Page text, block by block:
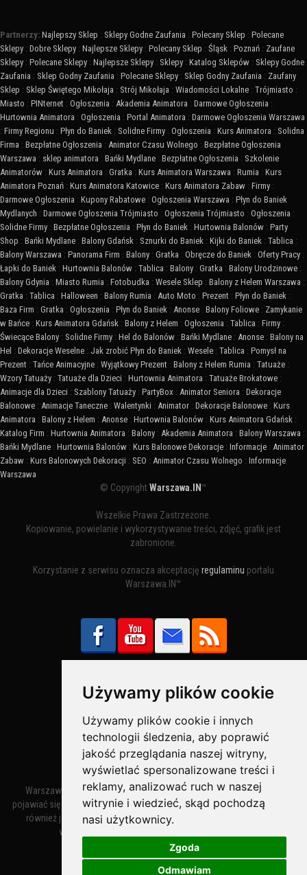
Używamy plików cookie
Używamy plików cookie i innych
technologii śledzenia, aby poprawić
jakość przeglądania naszej witryny,
wyświetlać spersonalizowane treści i
reklamy, analizować ruch w naszej
witrynie i wiedzieć, skąd pochodzą
nasi użytkownicy.
Zgoda
Odmawiam
Partnerzy: Najlepszy Sklep : Sklepy Godne Zaufania : Polecany Sklep : Polecane
Sklepy : Dobre Sklepy : Najlepsze Sklepy : Polecany Sklep : Śląsk : Poznań : Zaufane
Sklepy : Polecane Sklepy : Najlepsze Sklepy : Sklepy : Katalog Sklepów : Sklepy Godne
Zaufania : Sklep Godny Zaufania : Polecane Sklepy : Sklep Godny Zaufania : Zaufany
Sklep : Sklep Świętego Mikołaja : Strój Mikołaja : Wiadomości Lokalne : Trójmiasto :
Miasto : PINternet : Ogłoszenia : Akademia Animatora : Darmowe Ogłoszenia :
Hurtownia Animatora : Ogłoszenia : Portal Animatora : Darmowe Ogłoszenia Warszawa
: Firmy Regionu : Płyn do Baniek : Solidne Firmy : Ogłoszenia : Kurs Animatora : Solidna
Firma : Bezpłatne Ogłoszenia : Animator Czasu Wolnego : Bezpłatne Ogłoszenia
Warszawa : sklep animatora : Bańki Mydlane : Bezpłatne Ogłoszenia : Szkolenie
Animatorów : Kurs Animatora : Gratka : Kurs Animatora Warszawa : Rumia : Kurs
Animatora Poznań : Kurs Animatora Katowice : Kurs Animatora Zabaw : Firmy :
Darmowe Ogłoszenia : Kupony Rabatowe : Ogłoszenia Warszawa : Płyn do Baniek
Mydlanych : Darmowe Ogłoszenia Trójmiasto : Ogłoszenia Trójmiasto : Ogłoszenia :
Solidne Firmy : Bezpłatne Ogłoszenia : Płyn do Baniek : Hurtownia Balonów : Party
Shop : Bańki Mydlane : Balony Gdańsk : Sznurki do Baniek : Kijki do Baniek : Tablica :
Balony Warszawa : Panorama Firm : Balony : Gratka : Obręcze do Baniek : Oferty Pracy :
Łapki do Baniek : Hurtownia Balonów : Tablica : Balony : Gratka : Balony Urodzinowe :
Balony Gdynia : Miasto Rumia : Fotobudka : Wesele Sklep : Balony z Helem Warszawa :
Gratka : Tablica : Halloween : Balony Rumia : Auto Moto : Prezent : Płyn do Baniek :
Baza Firm : Gratka : Ogłoszenia : Płyn do Baniek : Anonse : Balony Foliowe : Zamykanie
w Bańce : Kurs Animatora Gdańsk : Balony z Helem : Ogłoszenia : Tablica : Firmy :
Świecące Balony : Solidne Firmy : Hel do Balonów : Bańki Mydlane : Anonse : Balony na
Hel : Dekoracje Weselne : Jak zrobić Płyn do Baniek : Wesele : Tablica : Pomysł na
Prezent : Tańce Animacyjne : Wyjątkowy Prezent : Balony z Helem Rumia : Tatuaże :
Wzory Tatuaży : Tatuaże dla Dzieci : Hurtownia Animatora : Tatuaże Brokatowe :
Animacje dla Dzieci : Szablony Tatuaży : PartyBox : Animator Seniora : Dekoracje
Balonowe : Animacje Taneczne : Walentynki : Animator : Dekoracje Balonowe : Kurs
Animatora : Balony z Helem : Anonse : Hurtownia Balonów : Kurs Animatora Gdańsk :
Katalog Firm : Hurtownia Animatora : Balony : Akademia Animatora : Balony Warszawa :
Bańki Mydlane : Hurtownia Balonów : Kurs Balonowe Dekoracje : Informacje : Animator
Zabaw : Kurs Balonowych Dekoracji : SEO : Animator Czasu Wolnego : Informacje
Warszawa
© CopyrightWarszawa.IN ™
Wszelkie Prawa Zastrzeżone.
Kopiowanie, powielanie i wykorzystywanie treści, zdjęć, grafik jest
zabronione.
Korzystanie z serwisu oznacza akceptację regulaminu portalu
Warszawa.IN™
Bezpieczne Płatności obsługuje:
Warszawa – miasto stołeczne Warszawa. Nazwa miasta zaczęła
pojawiać się w dokumentach w XIV wieku jako Warszewa, a od XV wieku
również jako Warszowa. Zmiana nazwy na Warszawa w XV wieku
wynikała z mazowieckiej wymowy dialektycznej.